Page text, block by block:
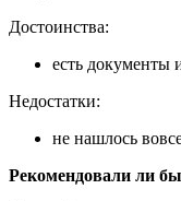
Достоинства:
есть
Недостатки:
не нашлось
Рекомендовали ли